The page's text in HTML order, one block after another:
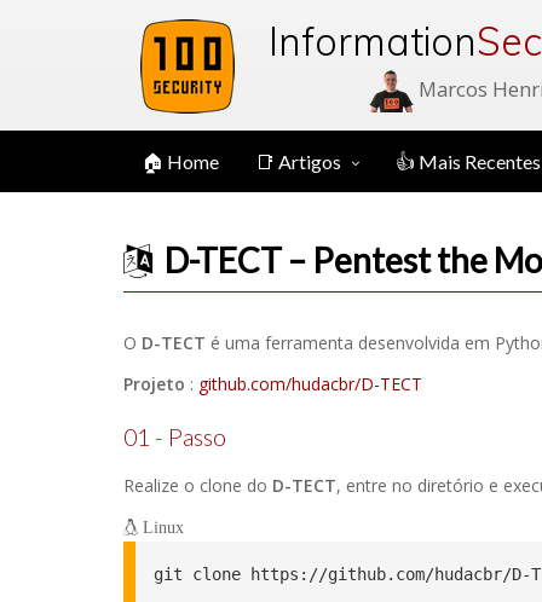
Information
Marcos
🏠 Home 📑 Artigos 👍 Mais Recentes
D-TECT – Pentest the
O D-TECT é uma ferramenta desenvolvida em
Projeto : github.com/hudacbr/D-TECT
01 - Passo
Realize o clone do D-TECT, entre no diretório e
Linux
git clone https://github.com/hudacbr/D-